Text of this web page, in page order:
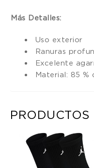
Más Detalles:
Uso exterior
Ranuras
Excelente
Material: 85 %